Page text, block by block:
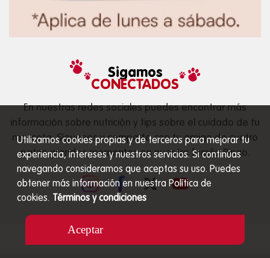
Utilizamos cookies propias y de terceros para mejorar tu
experiencia, intereses y nuestros servicios. Si continúas
navegando consideramos que aceptas su uso. Puedes
obtener más información en nuestra Política de
cookies. Términos y condiciones
Aceptar
Sigamos
CONECTADOS
En nuestras redes sociales puedes encontrar más
información sobre nutrición y tips sobre el cuidado de tu
mascota. Síguenos y comparte con tu amigo de cuatro
patas grandes momentos en nuestra familia Ringo.